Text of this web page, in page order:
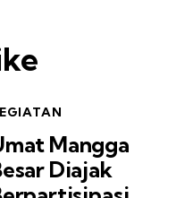
Mangga
Diajak